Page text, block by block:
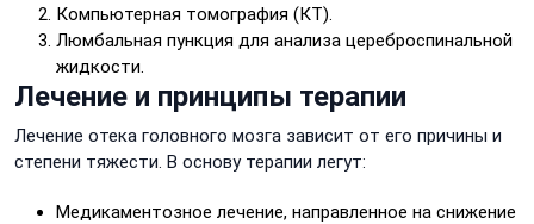
Компьютерная томография (КТ).
Люмбальная пункция для анализа цереброспинальной
жидкости.
Лечение и принципы терапии
Лечение отека головного мозга зависит от его причины и
степени тяжести. В основу терапии легут:
Медикаментозное лечение, направленное на снижение